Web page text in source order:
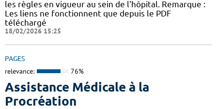
les règles en vigueur au sein de l'hôpital. Remarque :
Les liens ne fonctionnent que depuis le PDF
téléchargé
18/02/2026 15:25
PAGES
relevance: 76%
Assistance Médicale à la
Procréation